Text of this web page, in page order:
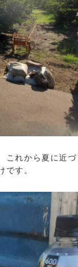
これから夏に近
す。